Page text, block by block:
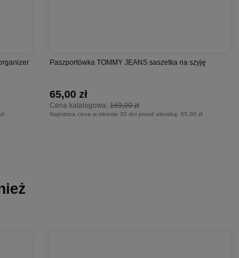
Paszportówka TOMMY JEANS saszetka na szyję
Cena katalogowa: 169,00 zł
65,00 zł
Najniższa cena w okresie 30 dni przed obniżką: 65,00 zł